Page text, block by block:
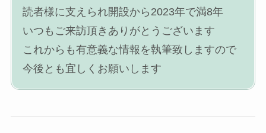
読者様に支えられ開設から2023年で満8年
いつもご来訪頂きありがとうございます
これからも有意義な情報を執筆致しますので
今後とも宜しくお願いします